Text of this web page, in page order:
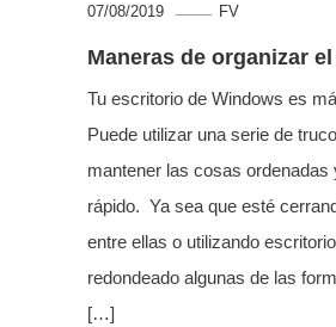
07/08/2019 FV
Maneras de organizar
Tu escritorio de Windows es
Puede utilizar una serie de
mantener las cosas
rápido. Ya sea que esté
entre ellas o utilizando
redondeado algunas de las
[…]